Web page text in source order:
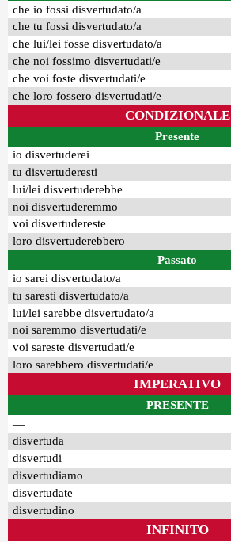
che io fossi disvertudato/a
che tu fossi disvertudato/a
che lui/lei fosse disvertudato/a
che noi fossimo disvertudati/e
che voi foste disvertudati/e
che loro fossero disvertudati/e
CONDIZIONALE
Presente
io disvertuderei
tu disvertuderesti
lui/lei disvertuderebbe
noi disvertuderemmo
voi disvertudereste
loro disvertuderebbero
Passato
io sarei disvertudato/a
tu saresti disvertudato/a
lui/lei sarebbe disvertudato/a
noi saremmo disvertudati/e
voi sareste disvertudati/e
loro sarebbero disvertudati/e
IMPERATIVO
PRESENTE
—
disvertuda
disvertudi
disvertudiamo
disvertudate
disvertudino
INFINITO